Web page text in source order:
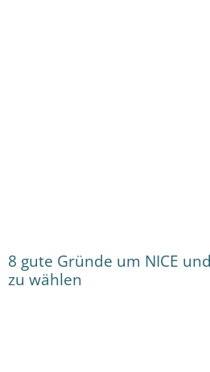
8 gute Gründe um NICE
zu wählen